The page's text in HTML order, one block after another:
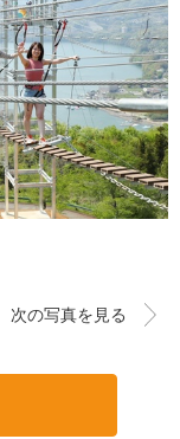
次の写真を見る